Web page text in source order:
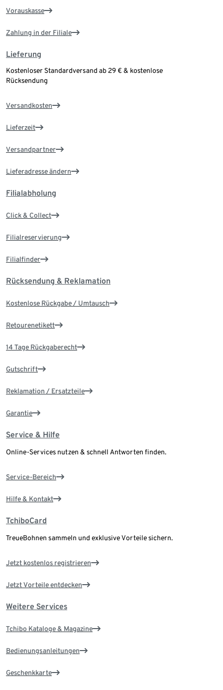
Vorauskasse
Zahlung in der Filiale
Lieferung
Kostenloser Standardversand ab 29 € & kostenlose
Rücksendung
Versandkosten
Lieferzeit
Versandpartner
Lieferadresse ändern
Filialabholung
Click & Collect
Filialreservierung
Filialfinder
Rücksendung & Reklamation
Kostenlose Rückgabe / Umtausch
Retourenetikett
14 Tage Rückgaberecht
Gutschrift
Reklamation / Ersatzteile
Garantie
Service & Hilfe
Online-Services nutzen & schnell Antworten finden.
Service-Bereich
Hilfe & Kontakt
TchiboCard
TreueBohnen sammeln und exklusive Vorteile sichern.
Jetzt kostenlos registrieren
Jetzt Vorteile entdecken
Weitere Services
Tchibo Kataloge & Magazine
Bedienungsanleitungen
Geschenkkarte